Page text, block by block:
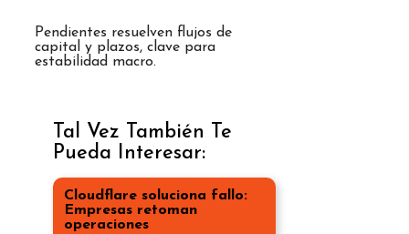
Pendientes resuelven flujos de
capital y plazos, clave para
estabilidad macro.
Tal Vez También Te
Pueda Interesar:
Cloudflare soluciona fallo:
Empresas retoman
operaciones